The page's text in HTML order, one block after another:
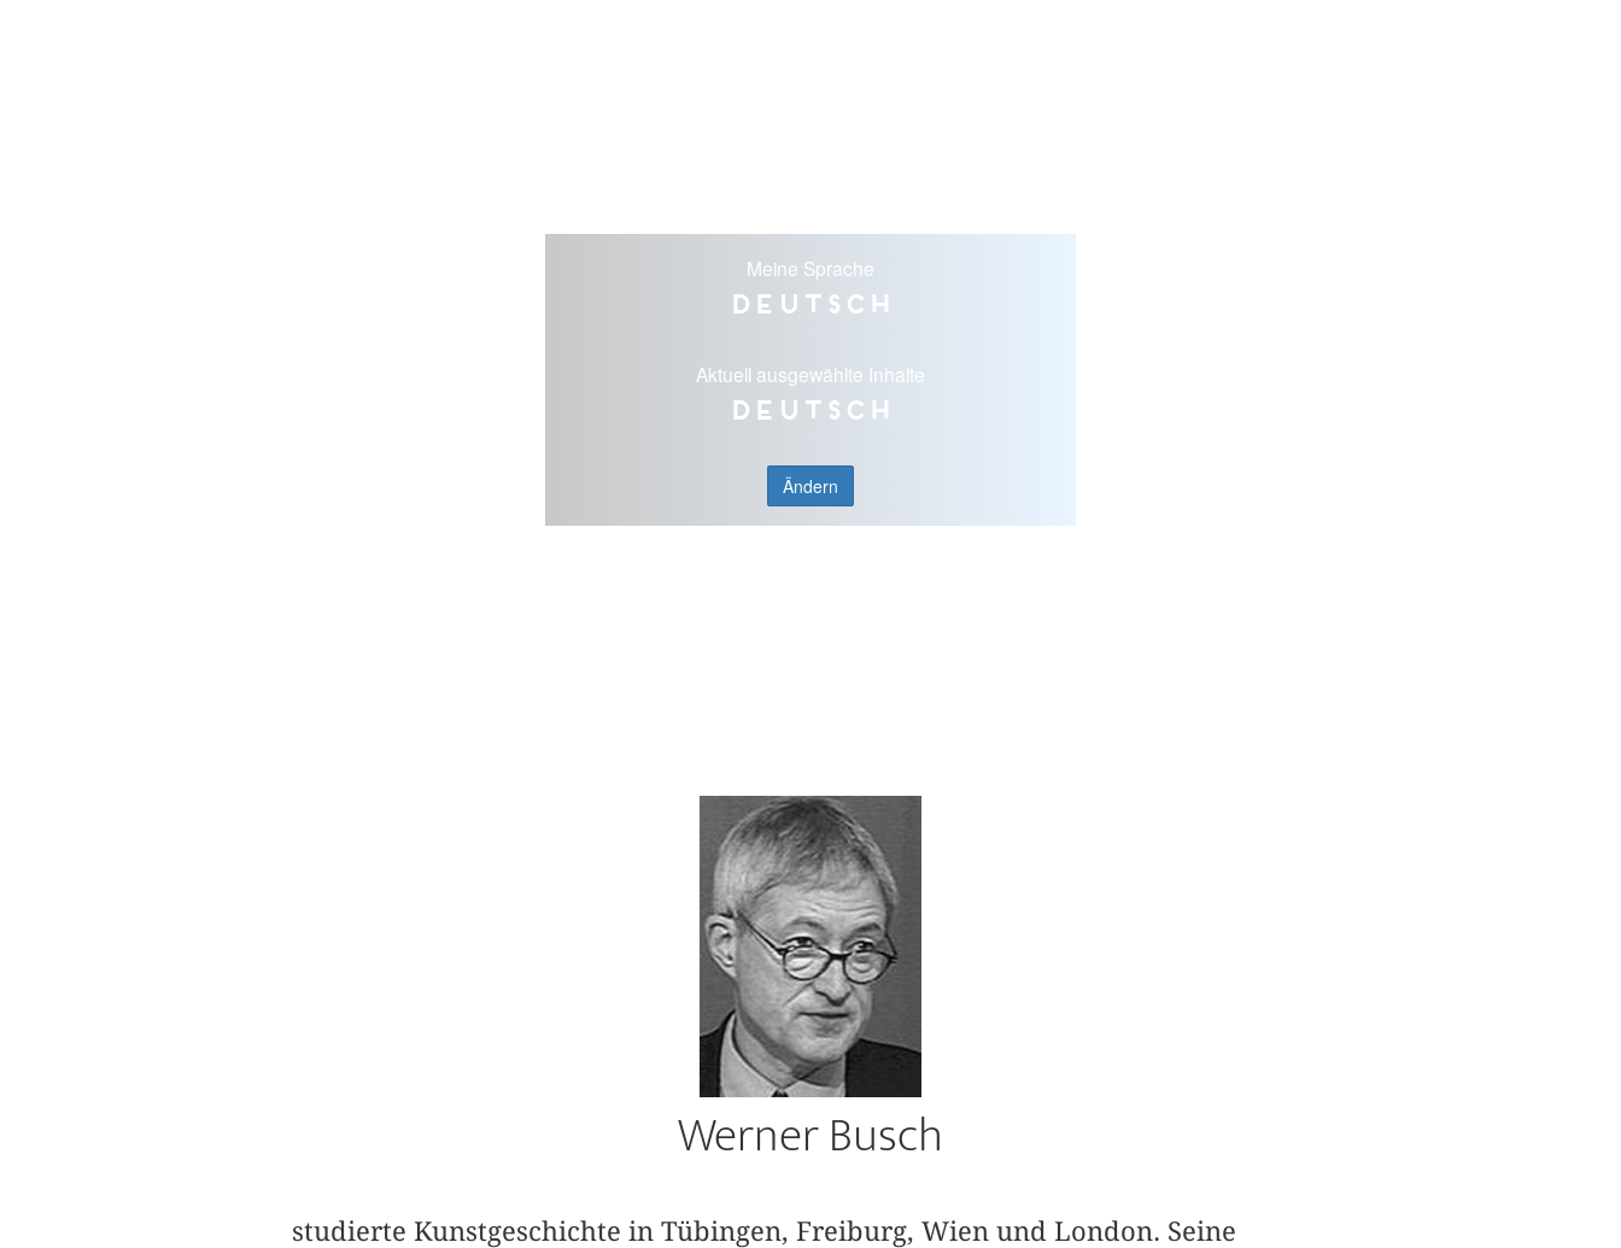
Meine Sprache
Deutsch
Aktuell ausgewählte Inhalte
Deutsch
Ändern
Werner Busch
studierte Kunstgeschichte in Tübingen, Freiburg, Wien und London. Seine